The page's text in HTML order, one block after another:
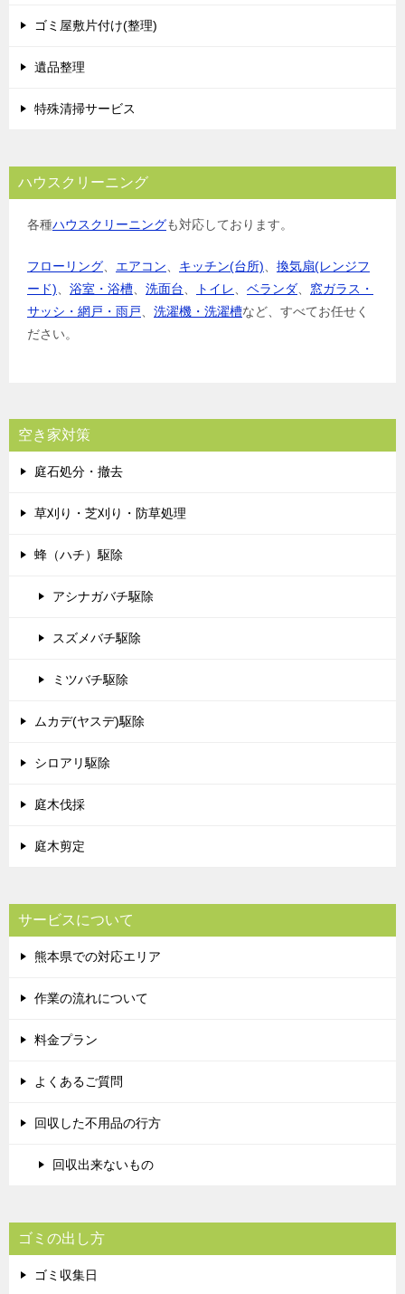
ゴミ屋敷片付け(整理)
遺品整理
特殊清掃サービス
ハウスクリーニング
各種ハウスクリーニングも対応しております。
フローリング エアコン キッチン(台所)
換気扇(レンジフ
ード)
浴室・浴槽 洗面台 トイレ ベランダ
窓ガラス・
サッシ・網戸・雨戸
洗濯機・洗濯槽など、すべてお任せく
ださい。
空き家対策
庭石処分・撤去
草刈り・芝刈り・防草処理
蜂（ハチ）駆除
アシナガバチ駆除
スズメバチ駆除
ミツバチ駆除
ムカデ(ヤスデ)駆除
シロアリ駆除
庭木伐採
庭木剪定
サービスについて
熊本県での対応エリア
作業の流れについて
料金プラン
よくあるご質問
回収した不用品の行方
回収出来ないもの
ゴミの出し方
ゴミ収集日